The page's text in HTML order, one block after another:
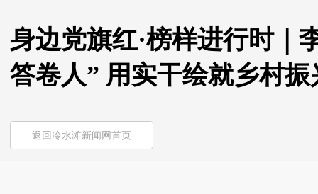
身边党旗红·榜样进行时｜
答卷人” 用实干绘就乡村振
返回冷水滩新闻网首页